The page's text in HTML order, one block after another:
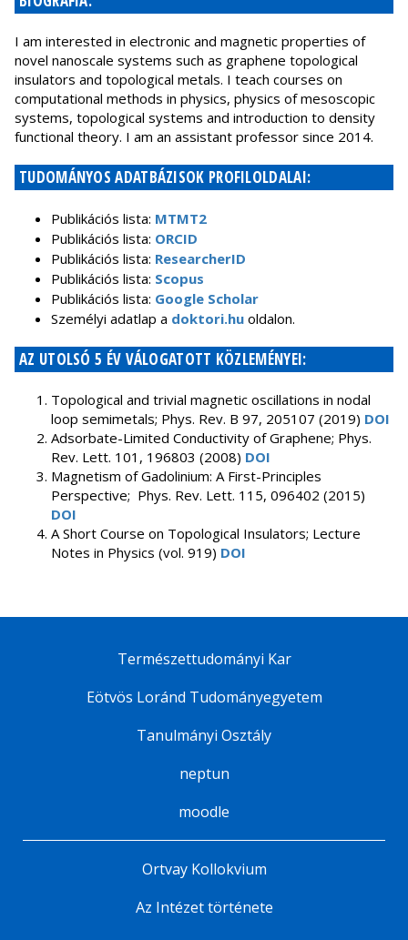
I am interested in electronic and magnetic properties of
novel nanoscale systems such as graphene topological
insulators and topological metals. I teach courses on
computational methods in physics, physics of mesoscopic
systems, topological systems and introduction to density
functional theory. I am an assistant professor since 2014.
TUDOMÁNYOS ADATBÁZISOK PROFILOLDALAI:
Publikációs lista: MTMT2
Publikációs lista: ORCID
Publikációs lista: ResearcherID
Publikációs lista: Scopus
Publikációs lista: Google Scholar
Személyi adatlap a doktori.hu oldalon.
AZ UTOLSÓ 5 ÉV VÁLOGATOTT KÖZLEMÉNYEI:
Topological and trivial magnetic oscillations in nodal
loop semimetals; Phys. Rev. B 97, 205107 (2019) DOI
Adsorbate-Limited Conductivity of Graphene; Phys.
Rev. Lett. 101, 196803 (2008) DOI
Magnetism of Gadolinium: A First-Principles
Perspective; Phys. Rev. Lett. 115, 096402 (2015)
DOI
A Short Course on Topological Insulators; Lecture
Notes in Physics (vol. 919) DOI
Természettudományi Kar
Eötvös Loránd Tudományegyetem
Tanulmányi Osztály
neptun
moodle
Ortvay Kollokvium
Az Intézet története